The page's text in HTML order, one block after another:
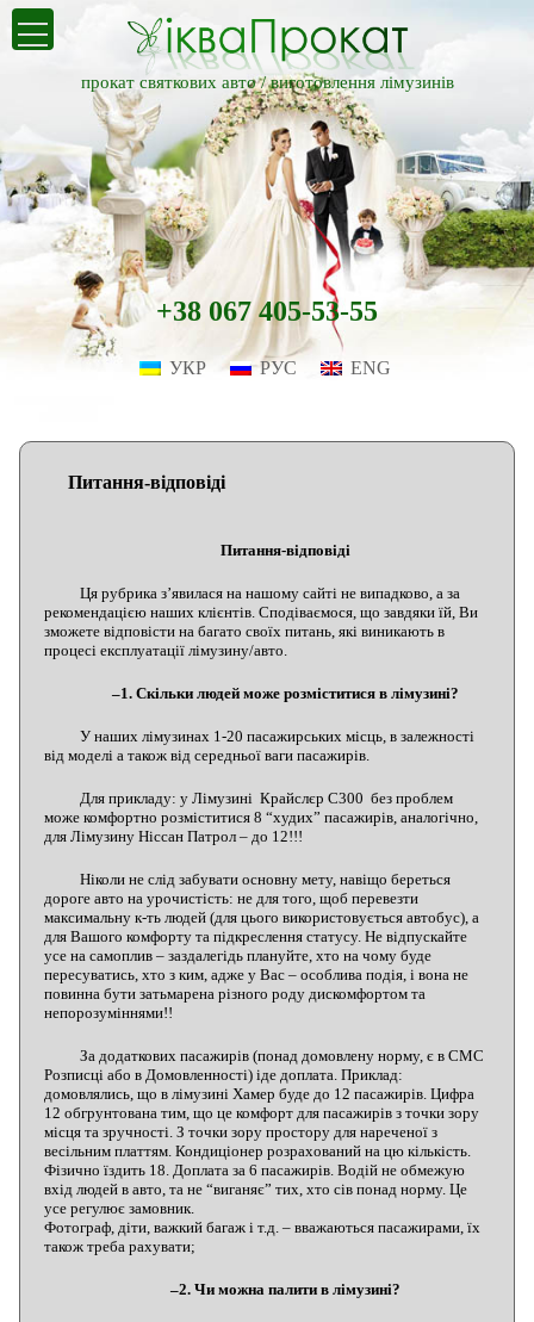
прокат святкових авто /виготовлення лімузинів
+38 067 405-53-55
УКР РУС ENG
Питання-відповіді
Питання-відповіді
Ця рубрика з’явилася на нашому сайті не випадково, а за
рекомендацією наших клієнтів. Сподіваємося, що завдяки їй, Ви
зможете відповісти на багато своїх питань, які виникають в
процесі експлуатації лімузину/авто.
–1. Скільки людей може розміститися в лімузині?
У наших лімузинах 1-20 пасажирських місць, в залежності
від моделі а також від середньої ваги пасажирів.
Для прикладу: у Лімузині Крайслєр С300 без проблем
може комфортно розміститися 8 “худих” пасажирів, аналогічно,
для Лімузину Ніссан Патрол – до 12!!!
Ніколи не слід забувати основну мету, навіщо береться
дороге авто на урочистість: не для того, щоб перевезти
максимальну к-ть людей (для цього використовується автобус), а
для Вашого комфорту та підкреслення статусу. Не відпускайте
усе на самоплив – заздалегідь плануйте, хто на чому буде
пересуватись, хто з ким, адже у Вас – особлива подія, і вона не
повинна бути затьмарена різного роду дискомфортом та
непорозуміннями!!
За додаткових пасажирів (понад домовлену норму, є в СМС
Розписці або в Домовленності) іде доплата. Приклад:
домовлялись, що в лімузині Хамер буде до 12 пасажирів. Цифра
12 обгрунтована тим, що це комфорт для пасажирів з точки зору
місця та зручності. З точки зору простору для нареченої з
весільним платтям. Кондиціонер розрахований на цю кількість.
Фізично їздить 18. Доплата за 6 пасажирів. Водій не обмежую
вхід людей в авто, та не “виганяє” тих, хто сів понад норму. Це
усе регулює замовник.
Фотограф, діти, важкий багаж і т.д. – вважаються пасажирами, їх
також треба рахувати;
–2. Чи можна палити в лімузині?